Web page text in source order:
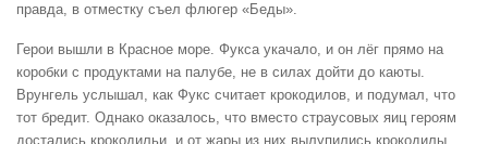
правда, в отместку съел флюгер «Беды».
Герои вышли в Красное море. Фукса укачало, и он лёг прямо на
коробки с продуктами на палубе, не в силах дойти до каюты.
Врунгель услышал, как Фукс считает крокодилов, и подумал, что
тот бредит. Однако оказалось, что вместо страусовых яиц героям
достались крокодильи, и от жары из них вылупились крокодилы.